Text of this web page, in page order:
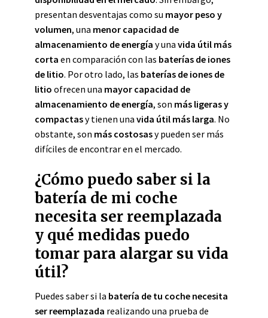
presentan desventajas como su mayor peso y
volumen, una menor capacidad de
almacenamiento de energía y una vida útil más
corta en comparación con las baterías de iones
de litio. Por otro lado, las baterías de iones de
litio ofrecen una mayor capacidad de
almacenamiento de energía, son más ligeras y
compactasy tienen una vida útil más larga. No
obstante, son más costosasy pueden ser más
difíciles de encontrar en el mercado.
¿Cómo puedo saber si la
batería de mi coche
necesita ser reemplazada
y qué medidas puedo
tomar para alargar su vida
útil?
Puedes saber si la batería de tu coche necesita
ser reemplazada realizando una prueba de